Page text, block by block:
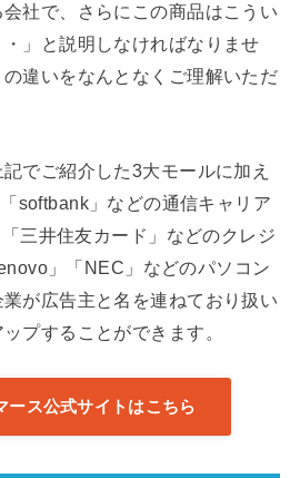
社で、さらにこの商品はこうい
」と説明しなければなりませ
違いをなんとなくご理解いただ
でご紹介した3大モールに加え
softbank」などの通信キャリア
三井住友カード」などのクレジ
」「NEC」などのパソコン
が広告主と名を連ねており扱い
プすることができます。
ース公式サイトはこちら